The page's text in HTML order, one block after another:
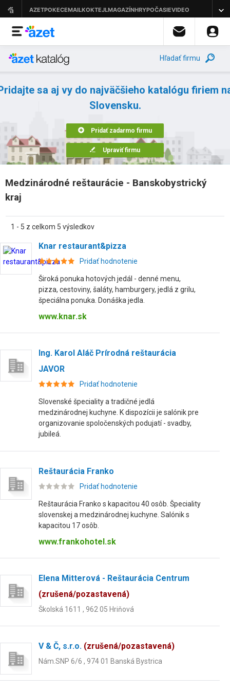
Hľadať firmu
sa aj vy do najväčšieho katalógu firiem
Slovensku.
Pridať zadarmo firmu
Upraviť firmu
Medzinárodné reštaurácie - Banskobystrický
kraj
1 - 5 z celkom 5 výsledkov
Knar restaurant&pizza
Pridať hodnotenie
Široká ponuka hotových jedál - denné menu,
pizza, cestoviny, šaláty, hamburgery, jedlá z grilu,
špeciálna ponuka. Donáška jedla.
www.knar.sk
Ing. Karol Aláč Prírodná reštaurácia
JAVOR
Pridať hodnotenie
Slovenské špeciality a tradičné jedlá
medzinárodnej kuchyne. K dispozícii je salónik pre
organizovanie spoločenských podujatí - svadby,
jubileá.
Reštaurácia Franko
Pridať hodnotenie
Reštaurácia Franko s kapacitou 40 osôb. Špeciality
slovenskej a medzinárodnej kuchyne. Salónik s
kapacitou 17 osôb.
www.frankohotel.sk
Elena Mitterová - Reštaurácia Centrum
(zrušená/pozastavená)
Školská 1611 , 962 05 Hriňová
V & Č, s.r.o. (zrušená/pozastavená)
Nám.SNP 6/6 , 974 01 Banská Bystrica